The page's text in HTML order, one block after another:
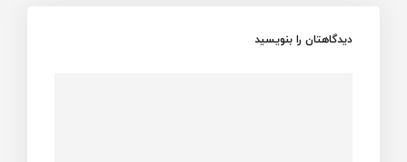
دیدگاهتان را بنویسید